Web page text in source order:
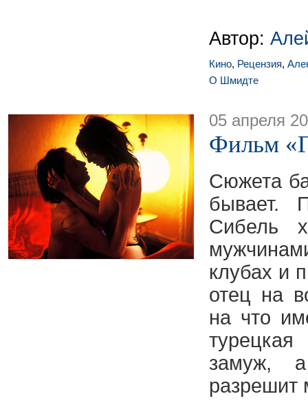
Автор:
Кино, Рецензия,
О Шмидте
05 апреля
Фильм
Сюжета
бывает.
Сибель
клубах и
отец на
на что
замуж,
разрешит